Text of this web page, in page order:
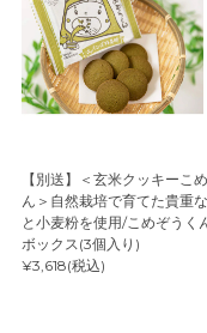
【別送】＜玄米クッキーこ
ん＞自然栽培で育てた貴重
と小麦粉を使用/こめぞうく
ボックス(3個入り)
¥3,618(税込)